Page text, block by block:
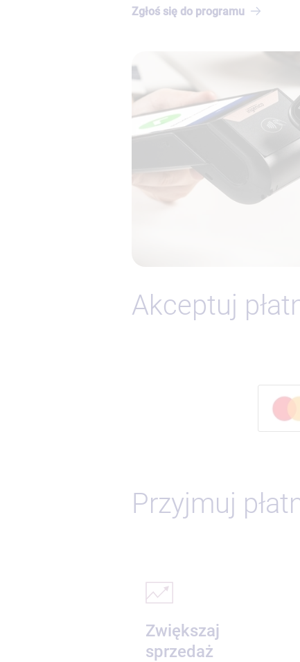
Zgłoś się do programu
Akceptuj
Przyjmuj
Zwiększaj
sprzedaż